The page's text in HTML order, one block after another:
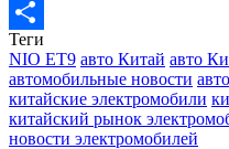
Messenger
Отправить
Теги
NIO ET9 авто Китай авто
автомобильные новости
китайские электромобили
китайский рынок
новости электромобилей